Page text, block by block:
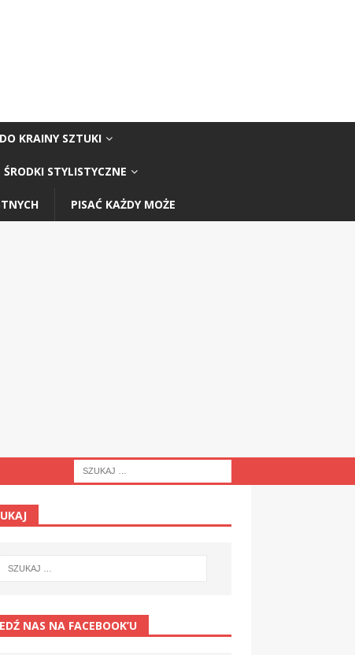
KRAINY SZTUKI
ŚRODKI STYLISTYCZNE
PISAĆ KAŻDY MOŻE
NAS NA FACEBOOK’U